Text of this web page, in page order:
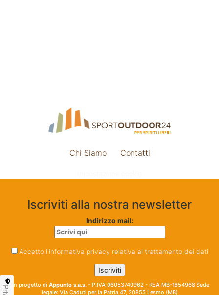
Chi Siamo Contatti
Iscriviti alla nostra newsletter
Indirizzo mail:
Accetto l'informativa privacy relativa al trattamento dei dati
Un progetto di Appunto s.a.s. - P.IVA 06053740962 - REA MB-1854968 Sede
legale: Via Caduti per la Patria 47, 20855 Lesmo (MB)